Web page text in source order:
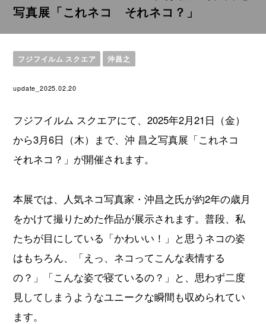
写真展「これネコ それネコ？」
フジフイルム スクエア 沖昌之
update_2025.02.20
フジフイルム スクエアにて、2025年2月21日（金）
から3月6日（木）まで、沖 昌之写真展「これネコ
それネコ？」が開催されます。
本展では、人気ネコ写真家・沖昌之氏が約2年の歳月
をかけて撮りためた作品が展示されます。普段、私
たちが目にしている「かわいい！」と思うネコの姿
はもちろん、「えっ、ネコってこんな表情する
の？」「こんな姿で寝ているの？」と、思わず二度
見してしまうようなユニークな瞬間も収められてい
ます。